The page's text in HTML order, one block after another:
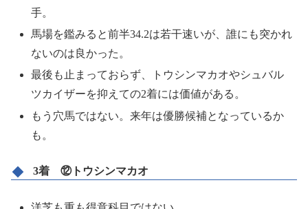
手。
馬場を鑑みると前半34.2は若干速いが、誰にも突かれ
ないのは良かった。
最後も止まっておらず、トウシンマカオやシュバル
ツカイザーを抑えての2着には価値がある。
もう穴馬ではない。来年は優勝候補となっているか
も。
3着 ⑫トウシンマカオ